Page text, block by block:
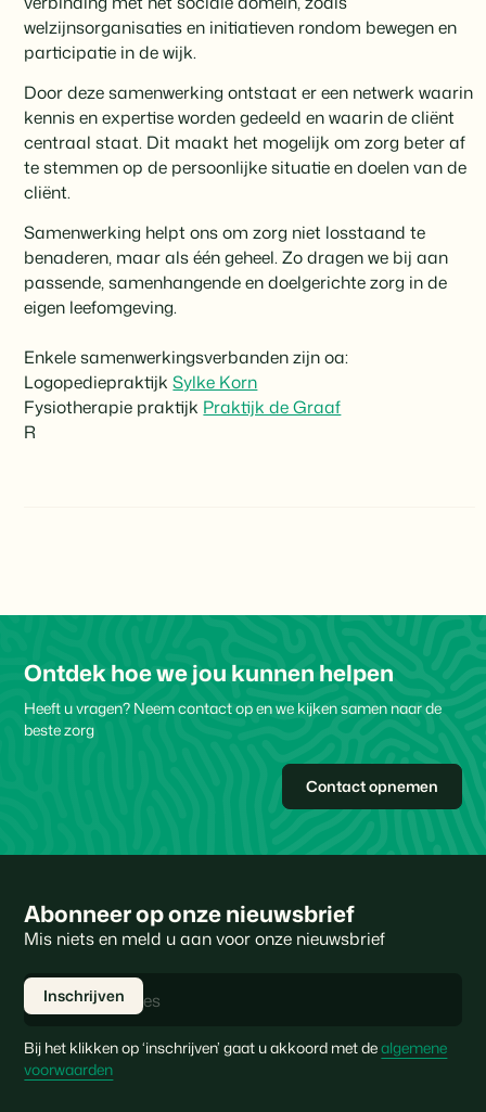
welzijnsorganisaties en initiatieven rondom bewegen en
participatie in de wijk.
Door deze samenwerking ontstaat er een netwerk waarin
kennis en expertise worden gedeeld en waarin de cliënt
centraal staat. Dit maakt het mogelijk om zorg beter af
te stemmen op de persoonlijke situatie en doelen van de
cliënt.
Samenwerking helpt ons om zorg niet losstaand te
benaderen, maar als één geheel. Zo dragen we bij aan
passende, samenhangende en doelgerichte zorg in de
eigen leefomgeving.
Enkele samenwerkingsverbanden zijn oa:
LogopediepraktijkSylke Korn
Fysiotherapie praktijk Praktijk de Graaf
R
Ontdek hoe we jou kunnen helpen
Heeft u vragen? Neem contact op en we kijken samen naar de
beste zorg
Contact opnemen
Abonneer op onze nieuwsbrief
Mis niets en meld u aan voor onze nieuwsbrief
Bij het klikken op ‘inschrijven’ gaat u akkoord met dealgemene
voorwaarden